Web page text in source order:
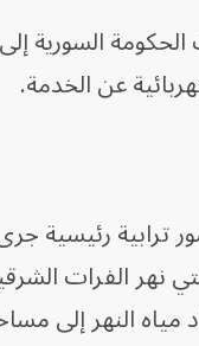
عن الخدمة.
3 جسور ترابية
الفرات
النهر إلى